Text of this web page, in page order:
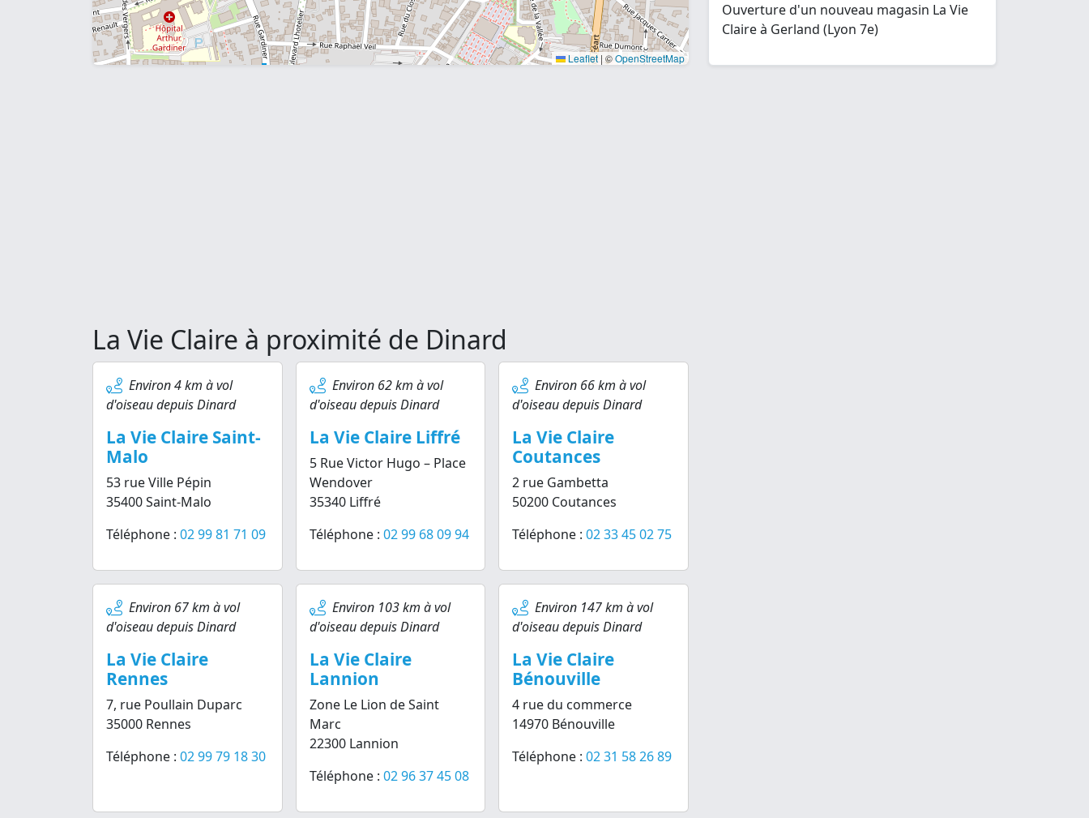
Leaflet | ©OpenStreetMap
La Vie Claire à proximité de Dinard
Environ 4 km à vol
d'oiseau depuis Dinard
La Vie Claire Saint-
Malo
53 rue Ville Pépin
35400 Saint-Malo
Téléphone : 02 99 81 71 09
Environ 62 km à vol
d'oiseau depuis Dinard
La Vie Claire Liffré
5 Rue Victor Hugo – Place
Wendover
35340 Liffré
Téléphone : 02 99 68 09 94
Environ 66 km à vol
d'oiseau depuis Dinard
La Vie Claire
Coutances
2 rue Gambetta
50200 Coutances
Téléphone :02 33 45 02 75
Environ 67 km à vol
d'oiseau depuis Dinard
La Vie Claire
Rennes
7, rue Poullain Duparc
35000 Rennes
Téléphone : 02 99 79 18 30
Environ 103 km à vol
d'oiseau depuis Dinard
La Vie Claire
Lannion
Zone Le Lion de Saint
Marc
22300 Lannion
Téléphone : 02 96 37 45 08
Environ 147 km à vol
d'oiseau depuis Dinard
La Vie Claire
Bénouville
4 rue du commerce
14970 Bénouville
Téléphone :02 31 58 26 89
Ouverture d'un nouveau magasin La Vie
Claire à Gerland (Lyon 7e)